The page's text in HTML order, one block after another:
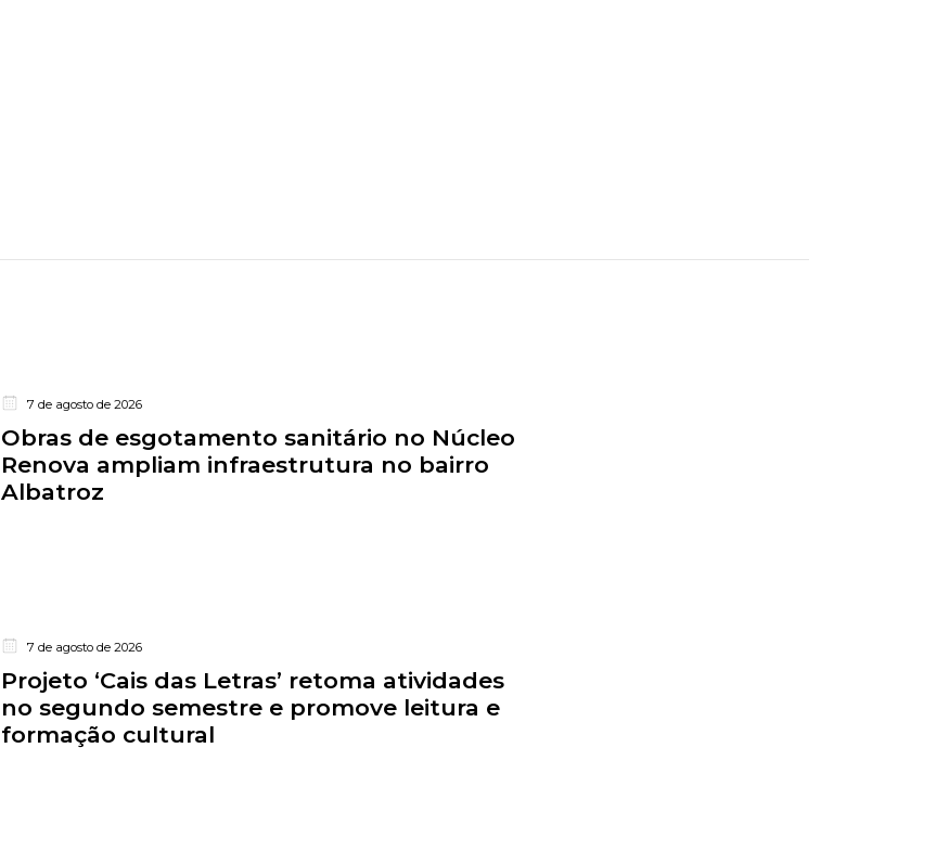
7 de agosto de 2026
Obras de esgotamento sanitário no Núcleo
Renova ampliam infraestrutura no bairro
Albatroz
7 de agosto de 2026
Projeto ‘Cais das Letras’ retoma atividades
no segundo semestre e promove leitura e
formação cultural